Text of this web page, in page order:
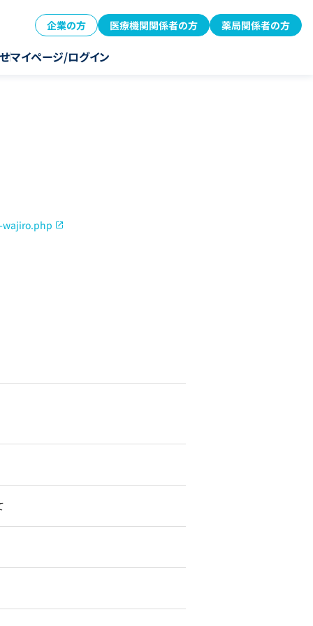
企業の方 医療機関関係者の方 薬局関係者の方
マイページ/ログイン